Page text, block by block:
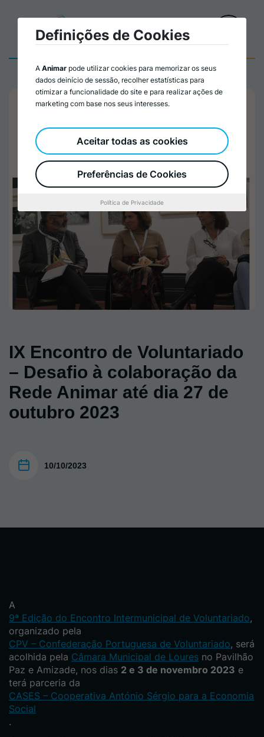
IX Encontro de Voluntariado
– Desafio à colaboração da
Rede Animar até dia 27 de
outubro 2023
10/10/2023
A
9ª Edição do Encontro Intermunicipal de Voluntariado,
organizado pela
CPV – Confederação Portuguesa de Voluntariado, será
acolhida pela Câmara Municipal de Loures no Pavilhão
Paz e Amizade, nos dias 2 e 3 de novembro 2023 e
terá parceria da
CASES – Cooperativa António Sérgio para a Economia
Social
.
Definições de Cookies
A Animar pode utilizar cookies para memorizar os seus
dados deinício de sessão, recolher estatísticas para
otimizar a funcionalidade do site e para realizar ações de
marketing com base nos seus interesses.
Preferências de Cookies
Aceitar todas as cookies
Política de Privacidade